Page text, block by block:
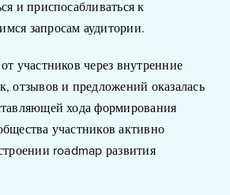
и приспосабливаться к
запросам аудитории.
участников через внутренние
отзывов и предложений оказалась
хода формирования
участников активно
roadmap развития